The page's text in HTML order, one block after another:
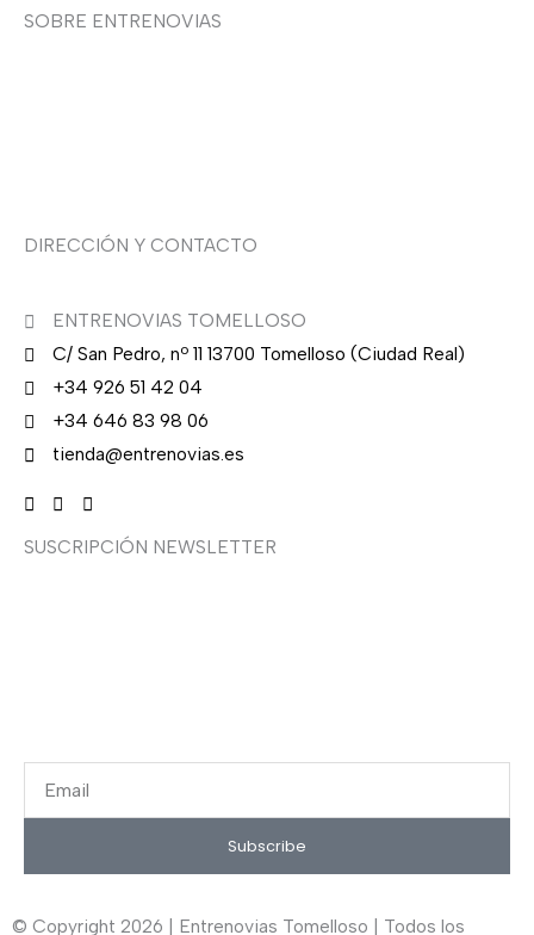
SOBRE ENTRENOVIAS
DIRECCIÓN Y CONTACTO
ENTRENOVIAS TOMELLOSO
C/ San Pedro, nº 11 13700 Tomelloso (Ciudad Real)
+34 926 51 42 04
+34 646 83 98 06
tienda@entrenovias.es
SUSCRIPCIÓN NEWSLETTER
Subscribe
© Copyright 2026 | Entrenovias Tomelloso | Todos los